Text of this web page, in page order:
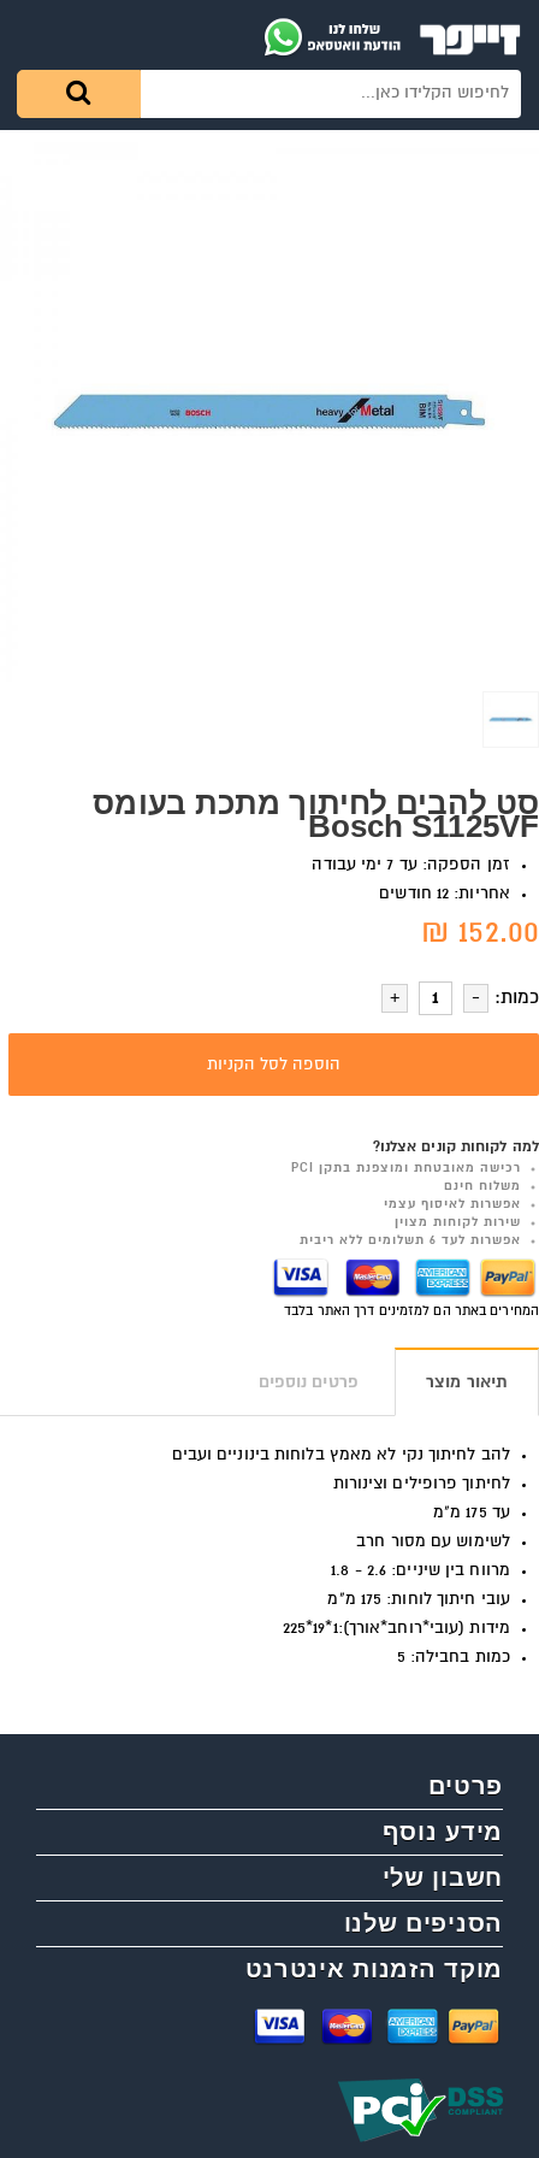
סט להבים לחיתוך מתכת בעומס
Bosch S1125VF
זמן הספקה: עד 7 ימי עבודה
אחריות: 12 חודשים
152.00 ₪
כמות:
הוספה לסל הקניות
למה לקוחות קונים אצלנו?
רכישה מאובטחת ומוצפנת בתקן PCI
משלוח חינם
אפשרות לאיסוף עצמי
שירות לקוחות מצוין
אפשרות לעד 6 תשלומים ללא ריבית
המחירים באתר הם למזמינים דרך האתר בלבד
תיאור מוצר פרטים נוספים
להב לחיתוך נקי לא מאמץ בלוחות בינוניים ועבים
לחיתוך פרופילים וצינורות
עד 175 מ"מ
לשימוש עם מסור חרב
מרווח בין שיניים: 2.6 - 1.8
עובי חיתוך לוחות: 175 מ"מ
מידות (עובי*רוחב*אורך):1*19*225
כמות בחבילה: 5
פרטים
מידע נוסף
חשבון שלי
הסניפים שלנו
מוקד הזמנות אינטרנט